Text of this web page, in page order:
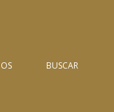
BUSCAR